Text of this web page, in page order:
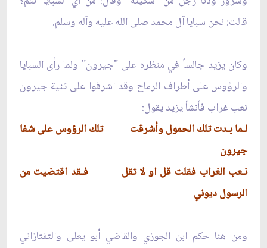
قالت: نحن سبايا آل محمد صلى الله عليه وآله وسلم.
وكان يزيد جالساً في منظره على "جيرون" ولما رأى السبايا
والرؤوس على أطراف الرماح وقد اشرفوا على ثنية جيرون
نعب غراب فأنشأ يزيد يقول:
لـما بـدت تلك الحمول وأشرقت
تلك الرؤوس على شفا
جيرون
نـعب الغراب فقلت قل او لا تقل
فـقد اقتضيت من
الرسول ديوني
ومن هنا حكم ابن الجوزي والقاضي أبو يعلى والتفتازاني